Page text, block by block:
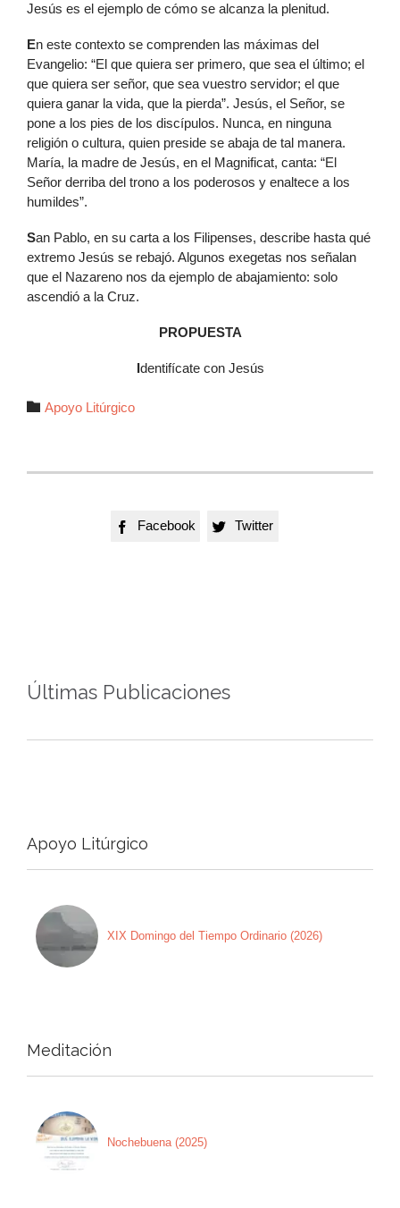
Jesús es el ejemplo de cómo se alcanza la plenitud.
En este contexto se comprenden las máximas del
Evangelio: “El que quiera ser primero, que sea el último; el
que quiera ser señor, que sea vuestro servidor; el que
quiera ganar la vida, que la pierda”. Jesús, el Señor, se
pone a los pies de los discípulos. Nunca, en ninguna
religión o cultura, quien preside se abaja de tal manera.
María, la madre de Jesús, en el Magnificat, canta: “El
Señor derriba del trono a los poderosos y enaltece a los
humildes”.
San Pablo, en su carta a los Filipenses, describe hasta qué
extremo Jesús se rebajó. Algunos exegetas nos señalan
que el Nazareno nos da ejemplo de abajamiento: solo
ascendió a la Cruz.
PROPUESTA
Identifícate con Jesús
 Autor
Apoyo Litúrgico
 Facebook  Twitter
Últimas Publicaciones
Apoyo Litúrgico
XIX Domingo del Tiempo Ordinario (2026)
Meditación
Nochebuena (2025)